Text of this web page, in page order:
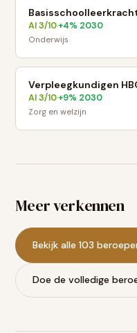
AI3/10·+4% 2030
Onderwijs
Verpleegkundigen
AI3/10·+9% 2030
Zorg en welzijn
Meer verkennen
Bekijk alle 103
Doe de volledige